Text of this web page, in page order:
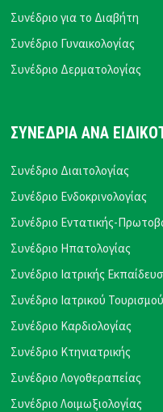
Συνέδριο για το Διαβήτη
Συνέδριο Γυναικολογίας
Συνέδριο Δερματολογίας
ΣΥΝΕΔΡΙΑ ΑΝΑ
Συνέδριο Διαιτολογίας
Συνέδριο Ενδοκρινολογίας
Συνέδριο Εντατικής-
Συνέδριο Ηπατολογίας
Συνέδριο Ιατρικής
Συνέδριο Ιατρικού Τουρισμού
Συνέδριο Καρδιολογίας
Συνέδριο Κτηνιατρικής
Συνέδριο Λογοθεραπείας
Συνέδριο Λοιμωξιολογίας